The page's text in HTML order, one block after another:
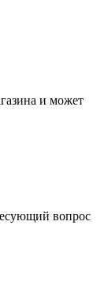
и может
вопрос